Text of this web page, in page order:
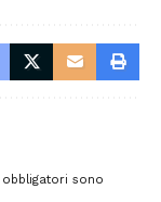
obbligatori sono